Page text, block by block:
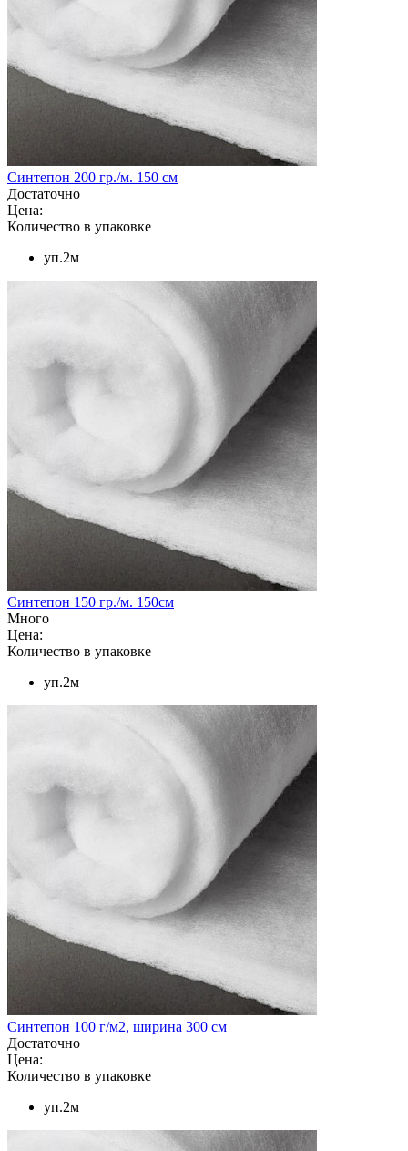
Синтепон 200 гр./м. 150 см
Достаточно
Цена:
Количество в упаковке
уп.2м
Синтепон 150 гр./м. 150см
Много
Цена:
Количество в упаковке
уп.2м
Синтепон 100 г/м2, ширина 300 см
Достаточно
Цена:
Количество в упаковке
уп.2м